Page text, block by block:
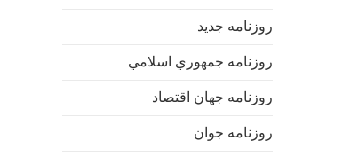
روزنامه جدید
روزنامه جمهوري اسلامي
روزنامه جهان اقتصاد
روزنامه جوان